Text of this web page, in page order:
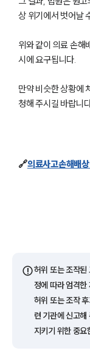
상 위기에서 벗어날
위와 같이 의료 손해
시에 요구됩니다.
만약 비슷한 상황에
청해 주시길 바랍니
🔗의료사고손해배
⚠️허위 또는 조작
정에 따라 엄격한
허위 또는 조작
련 기관에 신고
지키기 위한 중요